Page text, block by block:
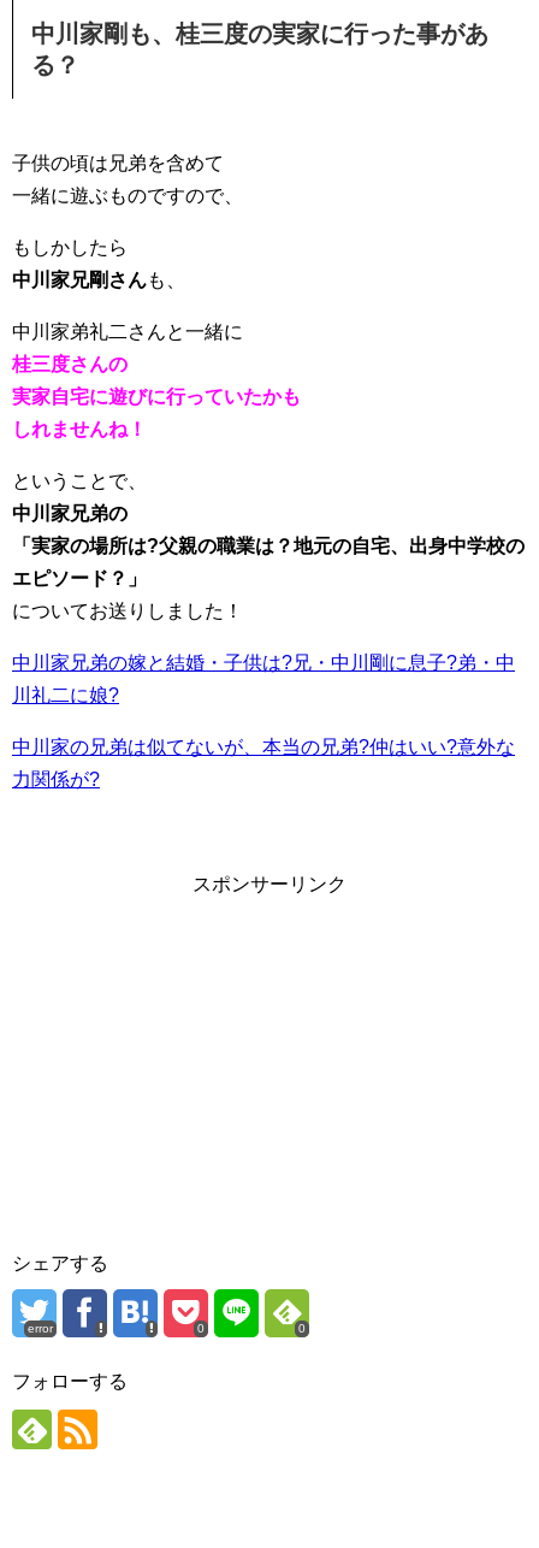
中川家剛も、桂三度の実家に行った事があ
る？
子供の頃は兄弟を含めて
一緒に遊ぶものですので、
もしかしたら
中川家兄剛さんも
中川家弟礼二さんと一緒に
桂三度さんの
実家自宅に遊びに行っていたかも
しれませんね！
ということで、
中川家兄弟の
「実家の場所は?父親の職業は？地元の自宅、出身中学校の
エピソード？」
についてお送りしました！
中川家兄弟の嫁と結婚・子供は?兄・中川剛に息子?弟・中
川礼二に娘?
中川家の兄弟は似てないが、本当の兄弟?仲はいい?意外な
力関係が?
スポンサーリンク
シェアする
error 0 0
フォローする